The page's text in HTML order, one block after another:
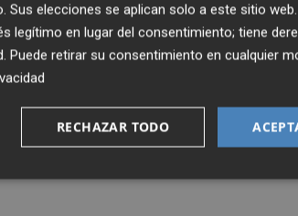
tuvieron como destino EEUU (el
en los productos más
Por ello, insisten en la necesidad de
elecciones se aplican solo a este sitio
legítimo en lugar del consentimiento; tiene
. Puede retirar su consentimiento en cualquier
RECHAZAR TODO